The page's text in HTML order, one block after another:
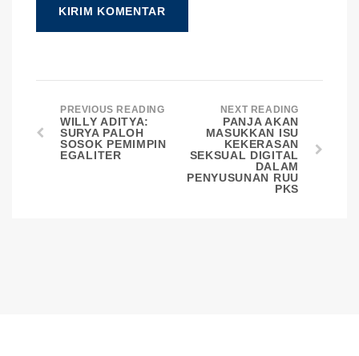
PREVIOUS READING
WILLY ADITYA:
SURYA PALOH
SOSOK PEMIMPIN
EGALITER
NEXT READING
PANJA AKAN
MASUKKAN ISU
KEKERASAN
SEKSUAL DIGITAL
DALAM
PENYUSUNAN RUU
PKS